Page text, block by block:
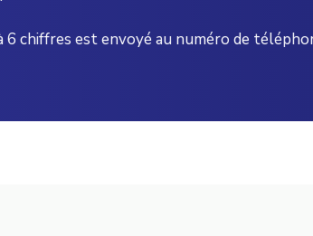
6 chiffres est envoyé au numéro de